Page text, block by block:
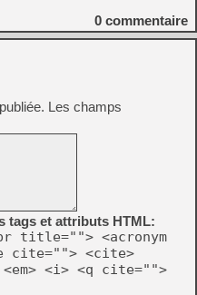
0 commentaire
Les champs
tags et attributs HTML:
title=""> <acronym
cite=""> <cite>
<i> <q cite="">